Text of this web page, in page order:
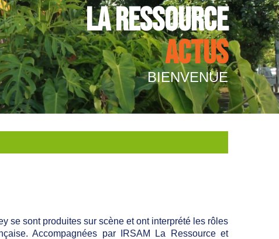
LA RESSOURCE
ACTUS
BIENVENUE
se sont produites sur scène et ont interprété les rôles
Accompagnées par IRSAM La Ressource et